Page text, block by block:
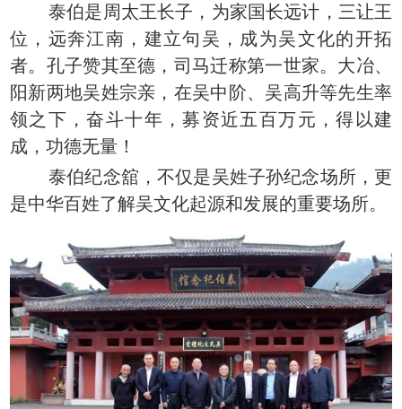
泰伯是周太王长子，为家国长远计，三让王
位，远奔江南，建立句吴，成为吴文化的开拓
者。孔子赞其至德，司马迁称第一世家。大冶、
阳新两地吴姓宗亲，在吴中阶、吴高升等先生率
领之下，奋斗十年，募资近五百万元，得以建
成，功德无量！
泰伯纪念舘，不仅是吴姓子孙纪念场所，更
是中华百姓了解吴文化起源和发展的重要场所。